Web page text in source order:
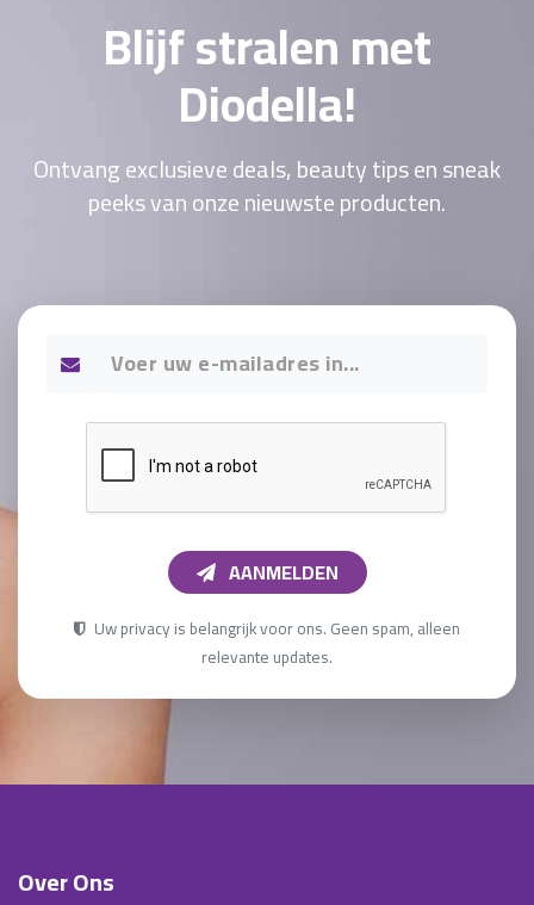
Blijf stralen met
Diodella!
Ontvang exclusieve deals, beauty tips en sneak
peeks van onze nieuwste producten.
AANMELDEN
Uw privacy is belangrijk voor ons. Geen spam, alleen
relevante updates.
Over Ons